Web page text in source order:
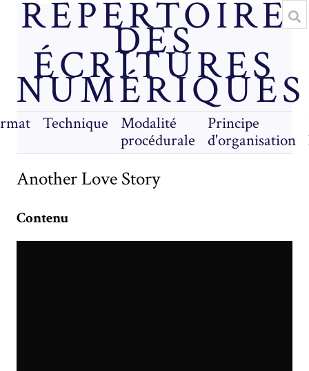
RÉPERTOIRE
DES
ÉCRITURES
NUMÉRIQUES
Technique
Modalité
procédurale
Principe
d'organisation
Another Love Story
Contenu